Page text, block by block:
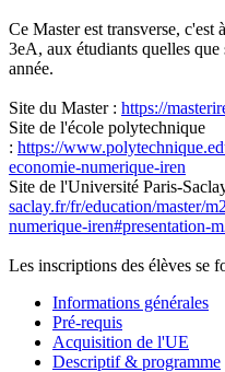
Ce Master est transverse,
3eA, aux étudiants quelles
année.
Site du Master : https://
Site de l'école polytechnique
: https://
economie-numerique-iren
Site de l'Université Paris-
saclay.fr/fr/education/master/
numerique-iren#presentation-
Les inscriptions des élèves se
Informations générales
Pré-requis
Acquisition de l'UE
Descriptif & programme